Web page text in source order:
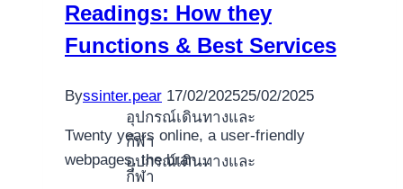
อุปกรณ์เดินทางและ
กีฬา
อุปกรณ์เดินทางและ
กีฬา
Functionaliteit
de
Readings: How they
Functions & Best Services
Byssinter.pear 17/02/202525/02/2025
Twenty years online, a user-friendly
webpages, the bran…